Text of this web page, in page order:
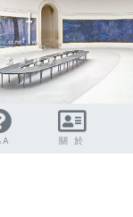
關 於